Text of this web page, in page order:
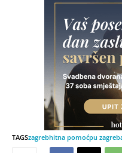
TAGSzagrebhitna pomoćpu